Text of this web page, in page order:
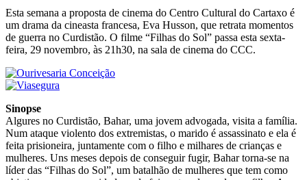
Esta semana a proposta de cinema do Centro Cultural do Cartaxo é
um drama da cineasta francesa, Eva Husson, que retrata momentos
de guerra no Curdistão. O filme “Filhas do Sol” passa esta sexta-
feira, 29 novembro, às 21h30, na sala de cinema do CCC.
Sinopse
Algures no Curdistão, Bahar, uma jovem advogada, visita a família.
Num ataque violento dos extremistas, o marido é assassinato e ela é
feita prisioneira, juntamente com o filho e milhares de crianças e
mulheres. Uns meses depois de conseguir fugir, Bahar torna-se na
líder das “Filhas do Sol”, um batalhão de mulheres que tem como